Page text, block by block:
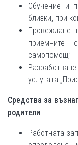
Обучение и
близки, при
Провеждане
приемните
самопомощ;
услугата
Средства за
родители
Работната